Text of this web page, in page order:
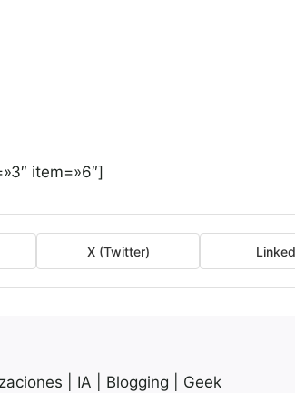
item=»6″]
X (Twitter)
| IA | Blogging | Geek